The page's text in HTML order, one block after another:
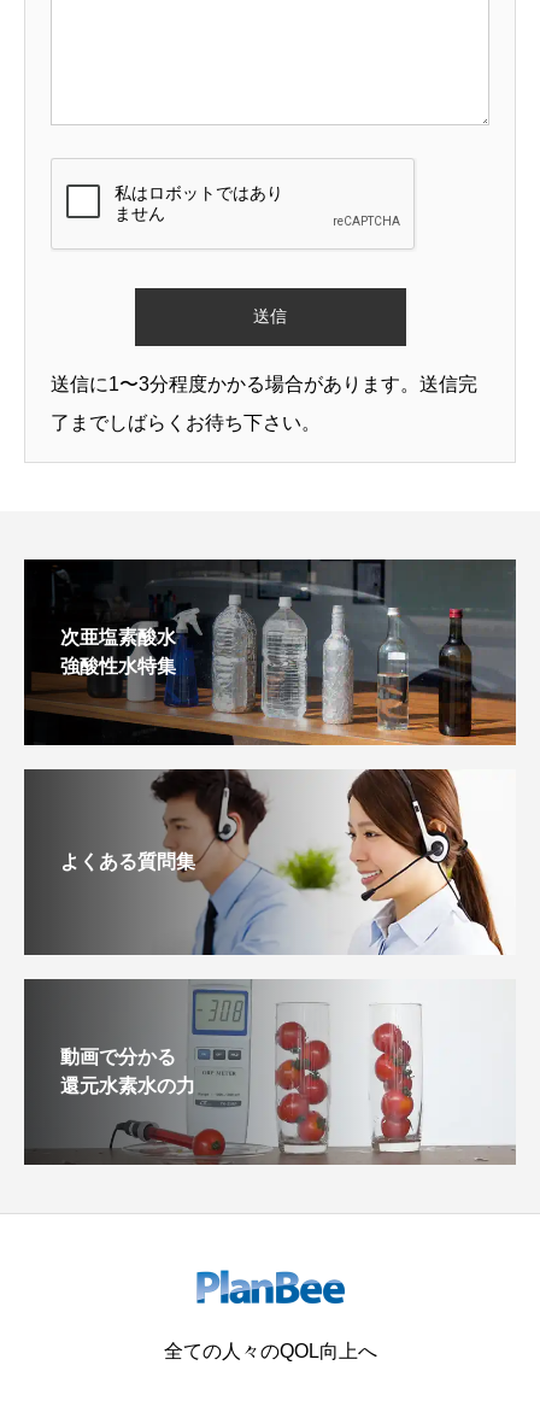
送信に1〜3分程度かかる場合があります。送信完
了までしばらくお待ち下さい。
次亜塩素酸水
強酸性水特集
よくある質問集
動画で分かる
還元水素水の力
全ての人々のQOL向上へ